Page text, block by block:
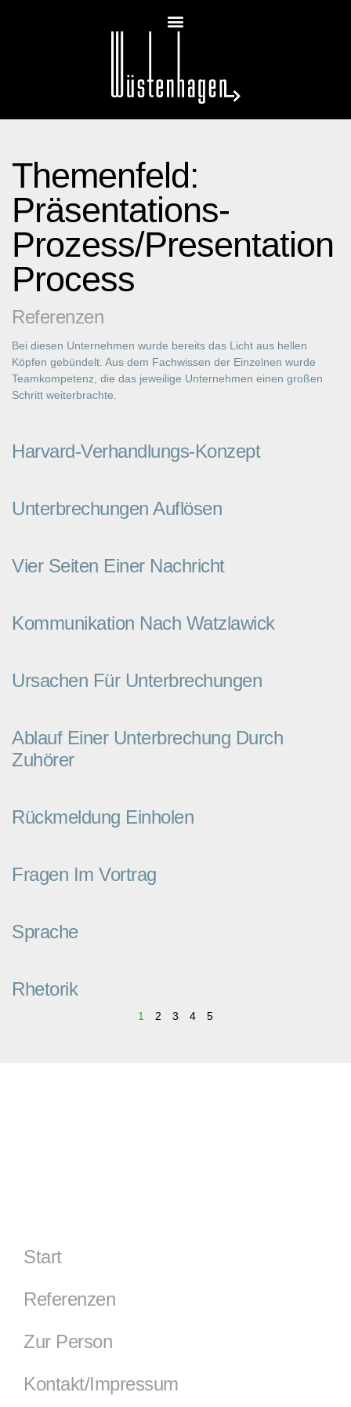
Themenfeld:
Präsentations-
Prozess/Presentation
Process
Referenzen
Bei diesen Unternehmen wurde bereits das Licht aus hellen
Köpfen gebündelt. Aus dem Fachwissen der Einzelnen wurde
Teamkompetenz, die das jeweilige Unternehmen einen großen
Schritt weiterbrachte.
Harvard-Verhandlungs-Konzept
Unterbrechungen Auflösen
Vier Seiten Einer Nachricht
Kommunikation Nach Watzlawick
Ursachen Für Unterbrechungen
Ablauf Einer Unterbrechung Durch
Zuhörer
Rückmeldung Einholen
Fragen Im Vortrag
Sprache
Rhetorik
1 2 3 4 5
Start
Referenzen
Zur Person
Kontakt/Impressum